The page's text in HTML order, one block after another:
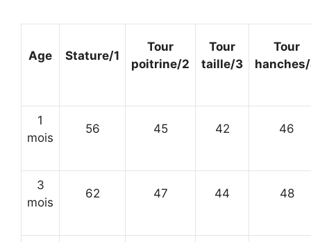
Age Stature/1
Tour
poitrine/2
Tour
taille/3
Tour
1
mois
56 45 42 46
3
mois
62 47 44 48